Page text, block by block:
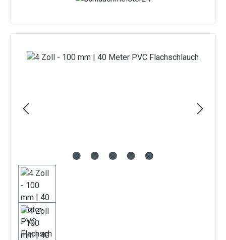
Bildergalerie überspringen